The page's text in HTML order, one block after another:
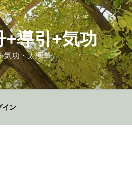
+導引+気功
気功・太極拳
イン